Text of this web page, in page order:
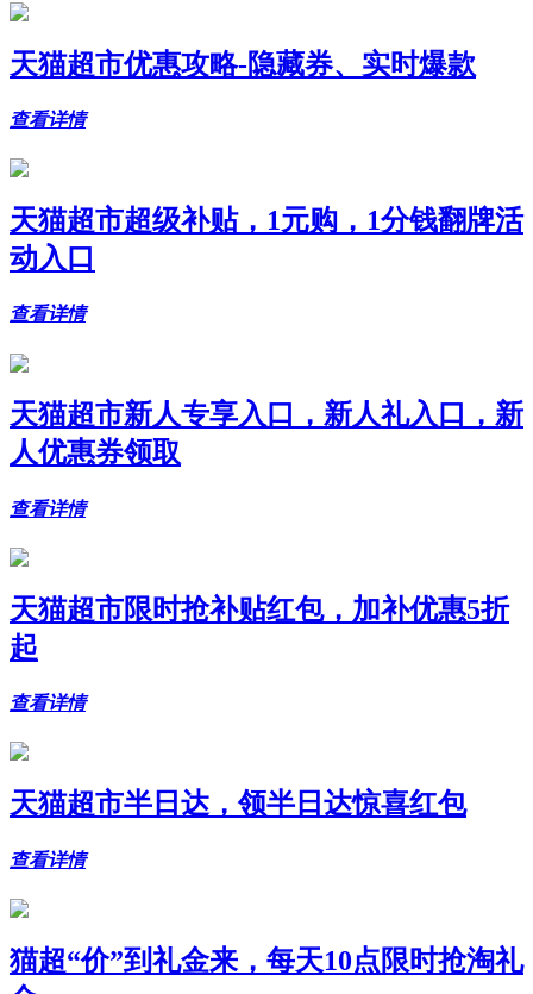
天猫超市优惠攻略-隐藏券、实时爆款
查看详情
天猫超市超级补贴，1元购，1分钱翻牌活
动入口
查看详情
天猫超市新人专享入口，新人礼入口，新
人优惠券领取
查看详情
天猫超市限时抢补贴红包，加补优惠5折
起
查看详情
天猫超市半日达，领半日达惊喜红包
查看详情
猫超“价”到礼金来，每天10点限时抢淘礼